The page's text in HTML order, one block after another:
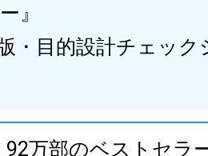
』
・目的設計チェック
92万部のベストセラ